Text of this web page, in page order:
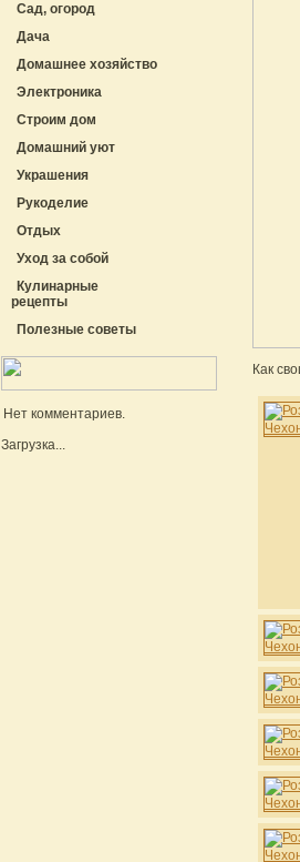
Сад, огород
Дача
Домашнее хозяйство
Электроника
Строим дом
Домашний уют
Украшения
Рукоделие
Отдых
Уход за собой
Кулинарные
рецепты
Полезные советы
Нет комментариев.
Загрузка...
Как